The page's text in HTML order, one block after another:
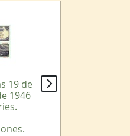
19 de
1946